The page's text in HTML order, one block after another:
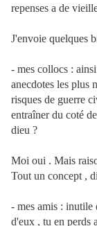
repenses a de
J'envoie quelques
- mes collocs :
anecdotes les plus
risques de guerre
entraîner du coté
dieu ?
Moi oui . Mais
Tout un concept ,
- mes amis : inutile
d'eux , tu en perds